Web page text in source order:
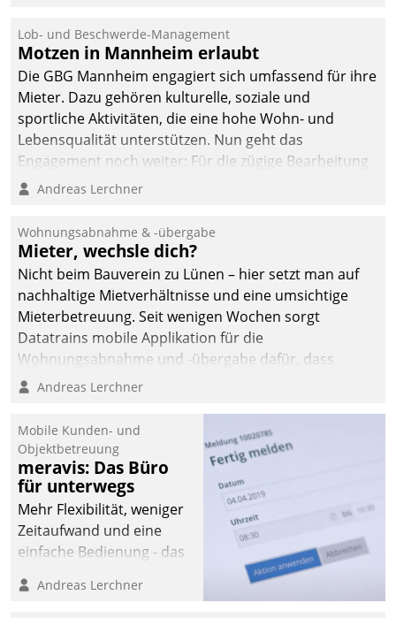
Lob- und Beschwerde-Management
Motzen in Mannheim erlaubt
Die GBG Mannheim engagiert sich umfassend für ihre
Mieter. Dazu gehören kulturelle, soziale und
sportliche Aktivitäten, die eine hohe Wohn- und
Lebensqualität unterstützen. Nun geht das
Engagement noch weiter: Für die zügige Bearbeitung
von Beschwerden – oder Lob – richtet das
und Beschwerde-Management einen eigenen Kanal
ein.
Andreas Lerchner
Wohnungsabnahme & -übergabe
Mieter, wechsle dich?
Nicht beim Bauverein zu Lünen – hier setzt man auf
nachhaltige Mietverhältnisse und eine umsichtige
Mieterbetreuung. Seit wenigen Wochen sorgt
Datatrains mobile Applikation für die
Wohnungsabnahme und -übergabe dafür, dass
Mieter wohlgeordnet kommen und, so es sein muss,
Andreas Lerchner
Mobile Kunden- und
Objektbetreuung
meravis: Das Büro
für unterwegs
Mehr Flexibilität, weniger
Zeitaufwand und eine
einfache Bedienung - das
Cockpit für mobile
Andreas Lerchner